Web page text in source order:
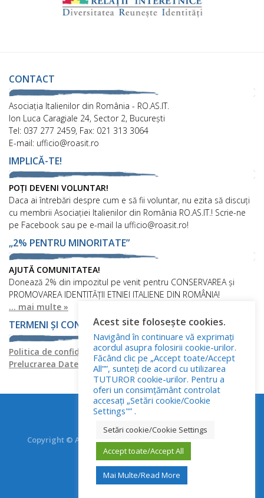
CONTACT
Asociaţia Italienilor din România - RO.AS.IT.
Ion Luca Caragiale 24, Sector 2, București
Tel: 037 277 2459, Fax: 021 313 3064
E-mail: ufficio@roasit.ro
IMPLICĂ-TE!
POȚI DEVENI VOLUNTAR!
Daca ai întrebări despre cum e să fii voluntar, nu ezita să discuți
cu membrii Asociației Italienilor din România RO.AS.IT.! Scrie-ne
pe Facebook sau pe e-mail la ufficio@roasit.ro!
„2% PENTRU MINORITATE”
AJUTĂ COMUNITATEA!
Donează 2% din impozitul pe venit pentru CONSERVAREA și
PROMOVAREA IDENTITĂȚII ETNIEI ITALIENE DIN ROMÂNIA!
... mai multe »
TERMENI ȘI CONDIȚII
Politica de confidențialitatePolitica privind fișierele cookies
Prelucrarea Datelor cu Caracter Personal
Copyright © Asociația Italienilor din România - RO.AS.IT.
Toate drepturile rezervate.
Acest site folosește cookies.
Navigând în continuare vă exprimați
acordul asupra folosirii cookie-urilor.
Făcând clic pe „Accept toate/Accept
All””, sunteți de acord cu utilizarea
TUTUROR cookie-urilor. Pentru a
oferi un consimțământ controlat
accesați „Setări cookie/Cookie
Settings"” .
Setări cookie/Cookie Settings
Accept toate/Accept All
Mai Multe/Read More